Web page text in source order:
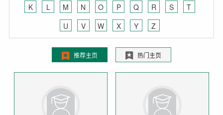
K
L M N O P Q R S
T
U
V W X Y Z
推荐主页 热门主页